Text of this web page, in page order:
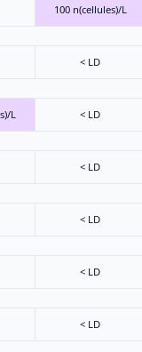
100 n(cellules)/L
< LD
L < LD
< LD
< LD
< LD
< LD